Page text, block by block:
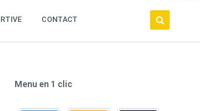
CONTACT
Menu en 1 clic